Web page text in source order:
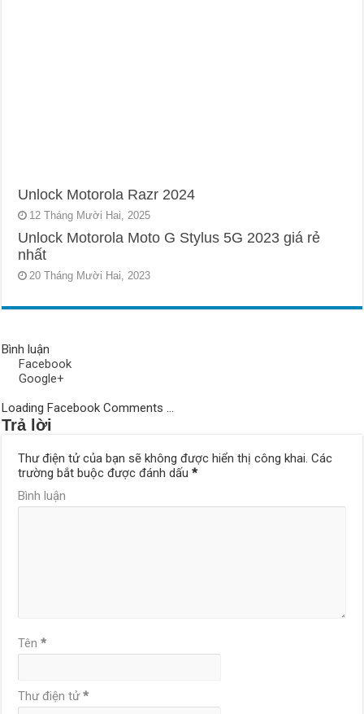
Unlock Motorola Razr 2024
12 Tháng Mười Hai, 2025
Unlock Motorola Moto G Stylus 5G 2023 giá rẻ
nhất
20 Tháng Mười Hai, 2023
Bình luận
Facebook
Google+
Loading Facebook Comments ...
Trả lời
Thư điện tử của bạn sẽ không được hiển thị công khai. Các
trường bắt buộc được đánh dấu*
Bình luận
Tên*
Thư điện tử*